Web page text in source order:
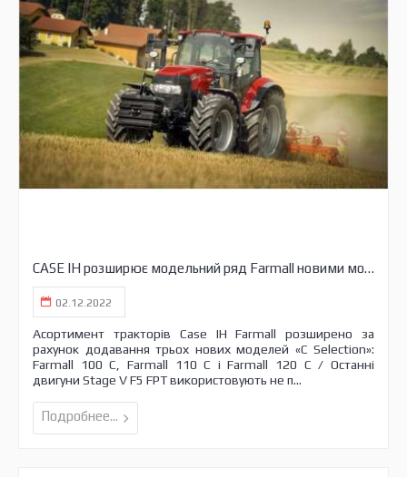
CASE IH розширює модельний ряд Farmall новими моделями C Selection потужністю 100–120 к.с
02.12.2022
Асортимент тракторів Case IH Farmall розширено за
рахунок додавання трьох нових моделей «C Selection»:
Farmall 100 C, Farmall 110 C і Farmall 120 C / Останні
двигуни Stage V F5 FPT використовують не п...
Подробнее...